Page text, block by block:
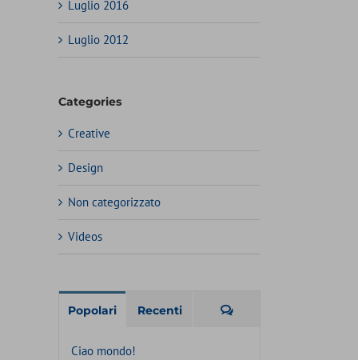
Luglio 2016
Luglio 2012
Categories
Creative
Design
Non categorizzato
Videos
Popolari Recenti Commenti
Ciao mondo!